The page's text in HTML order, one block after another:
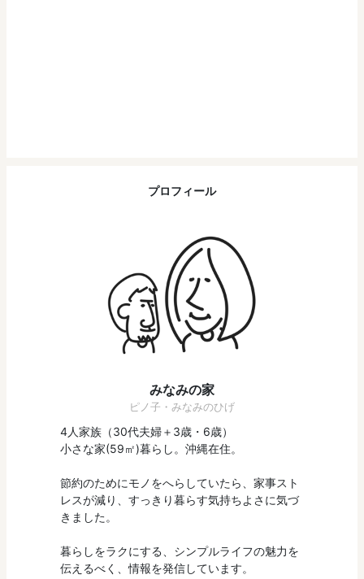
プロフィール
みなみの家
ピノ子・みなみのひげ
4人家族（30代夫婦＋3歳・6歳）
小さな家(59㎡)暮らし。沖縄在住。
節約のためにモノをへらしていたら、家事スト
レスが減り、すっきり暮らす気持ちよさに気づ
きました。
暮らしをラクにする、シンプルライフの魅力を
伝えるべく、情報を発信しています。